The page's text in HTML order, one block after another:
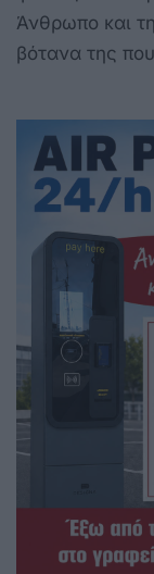
Άνθρωπο και
βότανα της